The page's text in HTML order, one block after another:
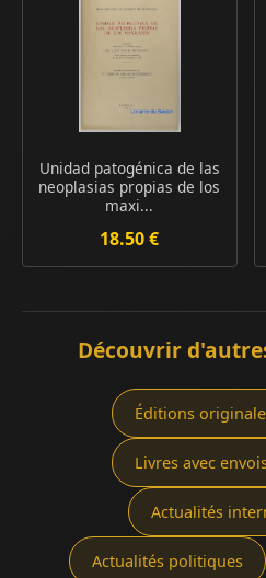
Unidad patogénica de las
neoplasias propias de los
maxi...
18.50 €
Découvrir
Éditions
Livres avec
Actualités
Actualités politiques